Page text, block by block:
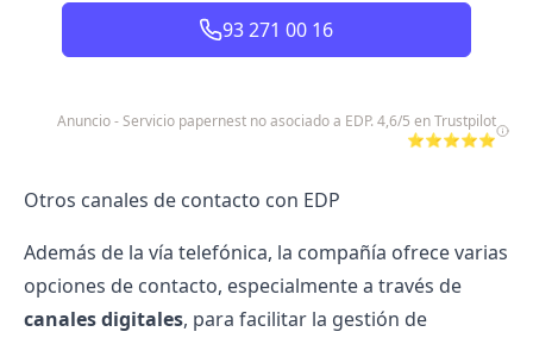
93 271 00 16
Anuncio - Servicio papernest no asociado a EDP. 4,6/5 en Trustpilot
⭐⭐⭐⭐⭐
Otros canales de contacto con EDP
Además de la vía telefónica, la compañía ofrece varias
opciones de contacto, especialmente a través de
canales digitales, para facilitar la gestión de